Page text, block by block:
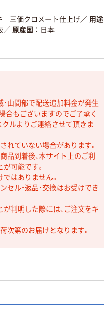
三価クロメート仕上げ／ 用途
／ 原産国
日本
・山間部で配送追加料金が発生
合もございますのでご了承く
クルよりご連絡させて頂きま
れていない場合があります。
品到着後、本サイト上のご利
可能です。
はありません。
セル・返品・交換はお受けでき
判明した際には、ご注文をキ
次第のお届けとなります。